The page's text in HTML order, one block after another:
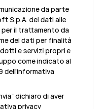
da parte
S.p.A. dei dati alle
il trattamento da
dei dati per finalità
e servizi propri e
come indicato al
dell'informativa
dichiaro di aver
privacy